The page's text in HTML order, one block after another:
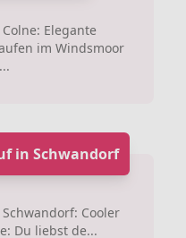
Elegante
im Windsmoor
in Schwandorf
Cooler
Du liebst de...